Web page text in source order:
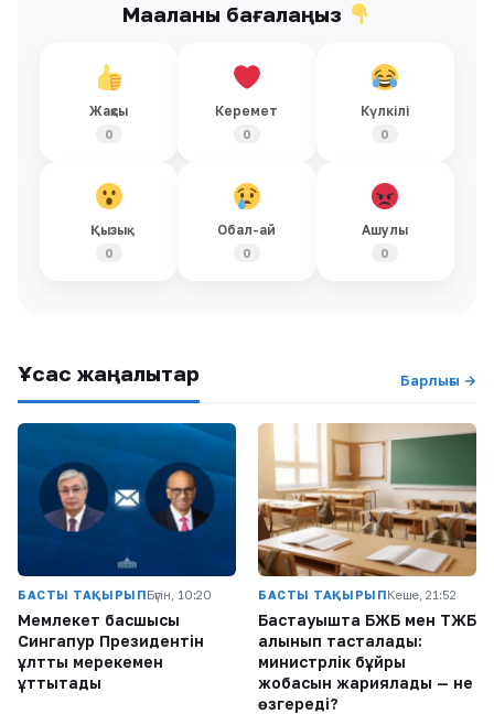
Мақаланы бағалаңыз
Жақсы
0
Керемет
0
Күлкілі
0
Қызық
0
Обал-ай
0
Ашулы
0
Ұқсас жаңалықтар Барлығы →
БАСТЫ ТАҚЫРЫПБүгін, 10:20
Мемлекет басшысы
Сингапур Президентін
ұлттық мерекемен
құттықтады
БАСТЫ ТАҚЫРЫПКеше, 21:52
Бастауышта БЖБ мен ТЖБ
алынып тасталады:
министрлік бұйрық
жобасын жариялады — не
өзгереді?